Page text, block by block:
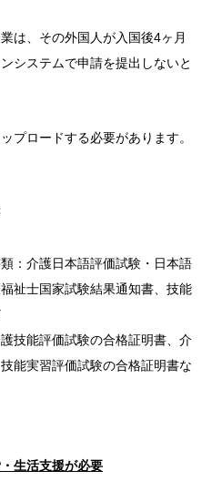
は、その外国人が入国後4ヶ月
システムで申請を提出しないと
プロードする必要があります。
：介護日本語評価試験・日本語
祉士国家試験結果通知書、技能
技能評価試験の合格証明書、介
能実習評価試験の合格証明書な
生活支援が必要